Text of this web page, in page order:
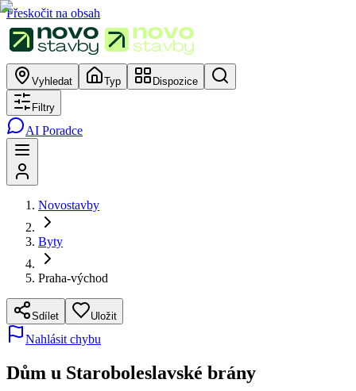
Přeskočit na obsah
Vyhledat Typ Dispozice
Filtry
AI Poradce
Novostavby
Byty
Praha-východ
Sdílet Uložit
Nahlásit chybu
Dům u Staroboleslavské brány